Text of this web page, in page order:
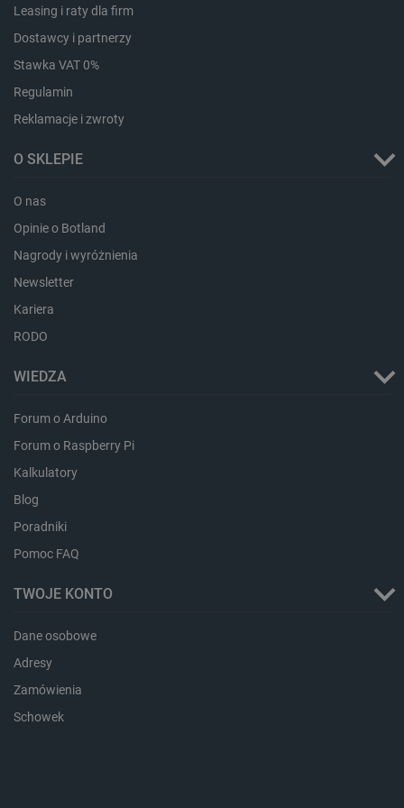
Leasing i raty dla firm
Dostawcy i partnerzy
Stawka VAT 0%
Regulamin
Reklamacje i zwroty
O SKLEPIE
O nas
Opinie o Botland
Nagrody i wyróżnienia
Newsletter
Kariera
RODO
WIEDZA
Forum o Arduino
Forum o Raspberry Pi
Kalkulatory
Blog
Poradniki
Pomoc FAQ
TWOJE KONTO
Dane osobowe
Adresy
Zamówienia
Schowek
isListDisplay
critData